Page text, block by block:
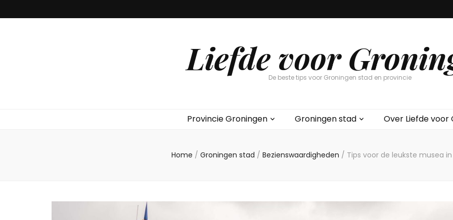
Liefde voorDe beste tips voor Groningen stad en provincie
Provincie Groningen Groningen stad Over Liefde voor
Home / Groningen stad / Bezienswaardigheden / Tips voor de leukste musea